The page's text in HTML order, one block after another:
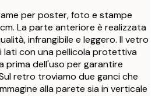
per poster, foto e stampe
La parte anteriore è realizzata
infrangibile e leggero. Il vetro
con una pellicola protettiva
prima dell'uso per garantire
retro troviamo due ganci che
alla parete sia in verticale